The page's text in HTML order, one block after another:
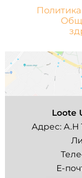
Loote
Адрес: A.H
Е-